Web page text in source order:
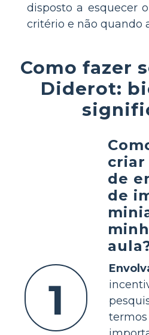
disposto a esquecer
critério e não quando
Como fazer
Diderot:
1
de
de